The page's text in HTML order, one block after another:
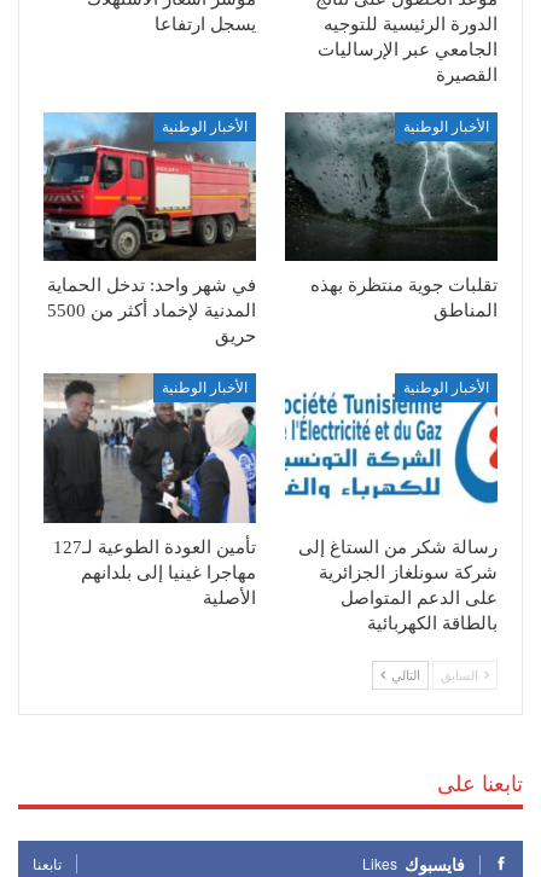
الدورة الرئيسية للتوجيه
الجامعي عبر الإرساليات
القصيرة
يسجل ارتفاعا
الأخبار الوطنية
تقلبات جوية منتظرة بهذه
المناطق
الأخبار الوطنية
في شهر واحد: تدخل الحماية
المدنية لإخماد أكثر من 5500
حريق
الأخبار الوطنية
رسالة شكر من الستاغ إلى
شركة سونلغاز الجزائرية
على الدعم المتواصل
بالطاقة الكهربائية
الأخبار الوطنية
تأمين العودة الطوعية لـ127
مهاجرا غينيا إلى بلدانهم
الأصلية
السابق التالي
تابعنا على
فايسبوك Likes تابعنا